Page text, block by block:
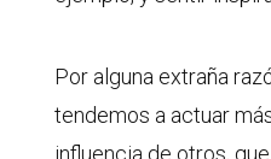
Por alguna extraña
tendemos a actuar
influencia de otros,